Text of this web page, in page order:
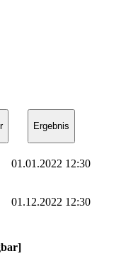
Ergebnis
01.01.2022 12:30
01.12.2022 12:30